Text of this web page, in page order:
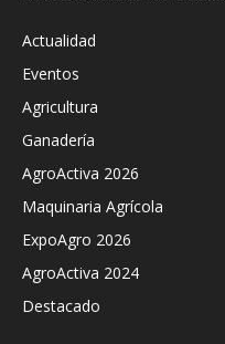
Actualidad
Eventos
Agricultura
Ganadería
AgroActiva 2026
Maquinaria Agrícola
ExpoAgro 2026
AgroActiva 2024
Destacado